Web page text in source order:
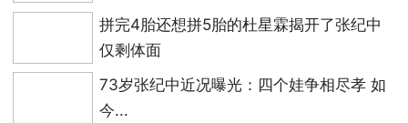
拼完4胎还想拼5胎的杜星霖揭开了张纪中
仅剩体面
73岁张纪中近况曝光：四个娃争相尽孝 如
今...